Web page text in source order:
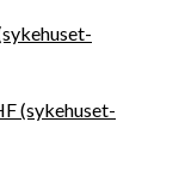
(sykehuset-